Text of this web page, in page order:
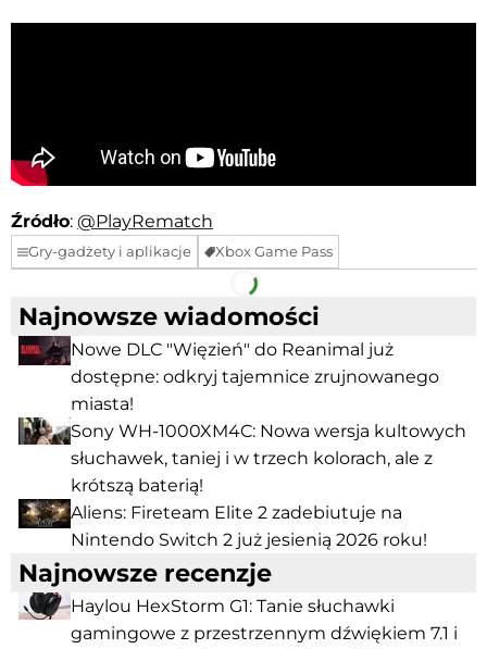
Źródło: @PlayRematch
Gry-gadżety i aplikacje Xbox Game Pass
Facebook Telegram
Najnowsze wiadomości
Nowe DLC "Więzień" do Reanimal już
dostępne: odkryj tajemnice zrujnowanego
miasta!
Sony WH-1000XM4C: Nowa wersja kultowych
słuchawek, taniej i w trzech kolorach, ale z
krótszą baterią!
Aliens: Fireteam Elite 2 zadebiutuje na
Nintendo Switch 2 już jesienią 2026 roku!
Najnowsze recenzje
Haylou HexStorm G1: Tanie słuchawki
gamingowe z przestrzennym dźwiękiem 7.1 i